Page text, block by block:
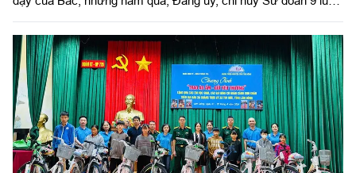
trị quan trọng, góp phần tăng cường mối quan hệ đoàn kết quân
- dân, xây dựng "thế trận lòng dân" vững chắc, tạo nền tảng để
đơn vị hoàn thành thắng lợi nhiệm vụ huấn luyện, sẵn sàng
chiến đấu và xây dựng địa bàn an toàn.